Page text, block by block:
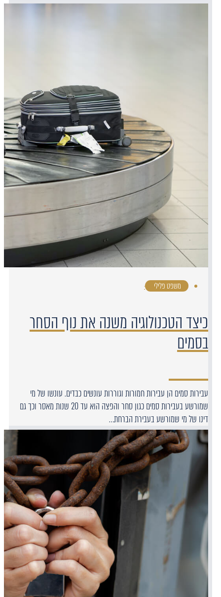
משפט פלילי ·
כיצד הטכנולוגיה משנה את נוף הסחר
בסמים
עבירות סמים הן עבירות חמורות וגוררות עונשים כבדים. עונשו של מי
שמורשע בעבירות סמים כגון סחר והפצה הוא עד 20 שנות מאסר וכך גם
דינו של מי שמורשע בעבירת הברחת…